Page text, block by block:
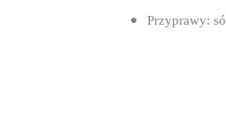
Przyprawy: